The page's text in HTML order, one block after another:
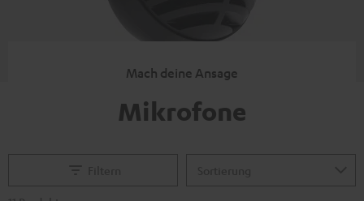
Mach deine Ansage
Mikrofone